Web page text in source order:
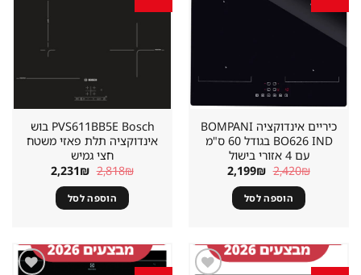
מוצר
כיריים אינדוקציה BOMPANI
BO626 IND בגודל 60 ס"מ
עם 4 אזורי בישול
2,420₪ המחיר
המקורי
היה:
2,420₪.
2,199₪ המחיר
הוספה לסל
PVS611BB5E Bosch בוש
אינדוקציה תלת פאזי משטח
חצי גמיש
2,818₪ המחיר
המקורי
היה:
2,818₪.
2,231₪ המחיר
הוספה לסל